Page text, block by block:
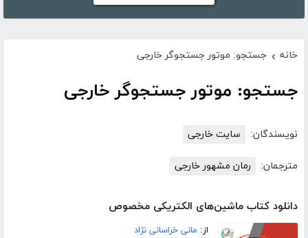
خانه › جستجو: موتور جستجوگر خارجی
جستجو: موتور جستجوگر خارجی
نویسندگان: سایت خارجی
مترجمان: رمان مشهور خارجی
دانلود کتاب ماشین‌های الکتریکی مخصوص
از: مانی خراسانی نژاد